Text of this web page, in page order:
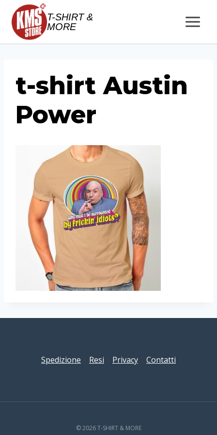
Salta
contenuto
T-SHIRT &
MORE
t-shirt Austin
Power
Spedizione Resi Privacy Contatti
© 2026 T-SHIRT & MORE